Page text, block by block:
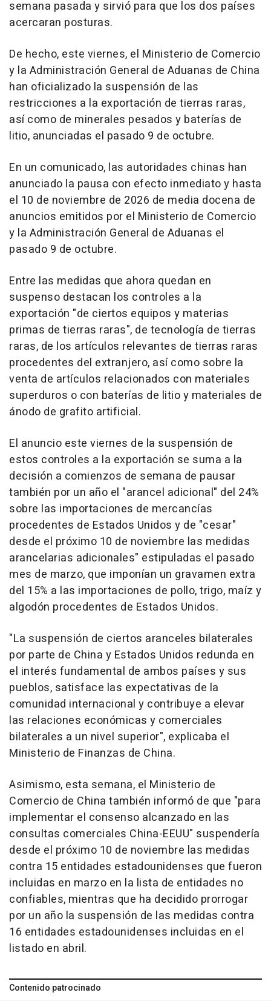
semana pasada y sirvió para que los dos países
acercaran posturas.
De hecho, este viernes, el Ministerio de Comercio
y la Administración General de Aduanas de China
han oficializado la suspensión de las
restricciones a la exportación de tierras raras,
así como de minerales pesados y baterías de
litio, anunciadas el pasado 9 de octubre.
En un comunicado, las autoridades chinas han
anunciado la pausa con efecto inmediato y hasta
el 10 de noviembre de 2026 de media docena de
anuncios emitidos por el Ministerio de Comercio
y la Administración General de Aduanas el
pasado 9 de octubre.
Entre las medidas que ahora quedan en
suspenso destacan los controles a la
exportación "de ciertos equipos y materias
primas de tierras raras", de tecnología de tierras
raras, de los artículos relevantes de tierras raras
procedentes del extranjero, así como sobre la
venta de artículos relacionados con materiales
superduros o con baterías de litio y materiales de
ánodo de grafito artificial.
El anuncio este viernes de la suspensión de
estos controles a la exportación se suma a la
decisión a comienzos de semana de pausar
también por un año el "arancel adicional" del 24%
sobre las importaciones de mercancías
procedentes de Estados Unidos y de "cesar"
desde el próximo 10 de noviembre las medidas
arancelarias adicionales" estipuladas el pasado
mes de marzo, que imponían un gravamen extra
del 15% a las importaciones de pollo, trigo, maíz y
algodón procedentes de Estados Unidos.
"La suspensión de ciertos aranceles bilaterales
por parte de China y Estados Unidos redunda en
el interés fundamental de ambos países y sus
pueblos, satisface las expectativas de la
comunidad internacional y contribuye a elevar
las relaciones económicas y comerciales
bilaterales a un nivel superior", explicaba el
Ministerio de Finanzas de China.
Asimismo, esta semana, el Ministerio de
Comercio de China también informó de que "para
implementar el consenso alcanzado en las
consultas comerciales China-EEUU" suspendería
desde el próximo 10 de noviembre las medidas
contra 15 entidades estadounidenses que fueron
incluidas en marzo en la lista de entidades no
confiables, mientras que ha decidido prorrogar
por un año la suspensión de las medidas contra
16 entidades estadounidenses incluidas en el
listado en abril.
Contenido patrocinado